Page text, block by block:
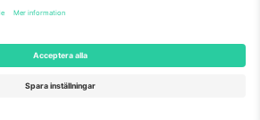
domän. För detaljer, se specifik
och villkor.,Leverantörens namn
Alla rättigheter förbehållna.